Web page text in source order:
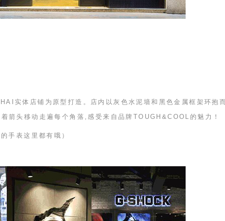
实体店铺为原型打造。店内以灰色水泥墙和黑色金属框架环抱
箭头移动走遍每个角落,感受来自品牌 TOUGH&COOL 的魅力！
手表这里都有哦）